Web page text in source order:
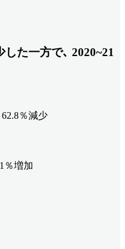
した一方で､ 2020~21
％減少
％増加